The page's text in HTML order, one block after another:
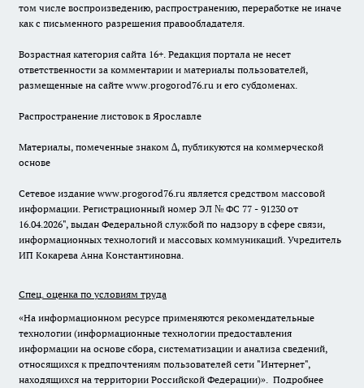
том числе воспроизведению, распространению, переработке не иначе
как с письменного разрешения правообладателя.
Возрастная категория сайта 16+. Редакция портала не несет
ответственности за комментарии и материалы пользователей,
размещенные на сайте www.progorod76.ru и его субдоменах.
Распространение листовок в Ярославле
Материалы, помеченные знаком ∆, публикуются на коммерческой
основе
Сетевое издание www.progorod76.ru является средством массовой
информации. Регистрационный номер ЭЛ № ФС 77 - 91230 от
16.04.2026", выдан Федеральной службой по надзору в сфере связи,
информационных технологий и массовых коммуникаций. Учредитель
ИП Кокарева Анна Константиновна.
Спец. оценка по условиям труда
«На информационном ресурсе применяются рекомендательные
технологии (информационные технологии предоставления
информации на основе сбора, систематизации и анализа сведений,
относящихся к предпочтениям пользователей сети "Интернет",
находящихся на территории Российской Федерации)». Подробнее